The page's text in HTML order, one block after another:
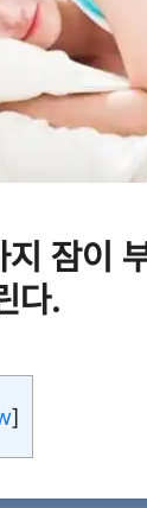
잠이
다.
]